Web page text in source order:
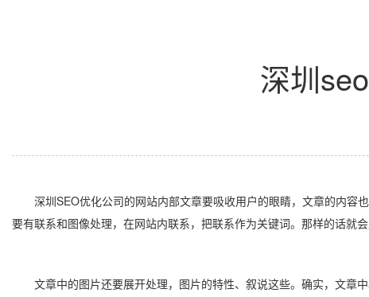
深圳
深圳SEO优化公司的网站内部文章要吸收用户的眼睛，文章的内容
要有联系和图像处理，在网站内联系，把联系作为关键词。那样的话就会
文章中的图片还要展开处理，图片的特性、叙说这些。确实，文章中